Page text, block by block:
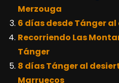
Merzouga
6 días desde Tánger
Recorriendo Las
Tánger
8 días Tánger al
Marruecos